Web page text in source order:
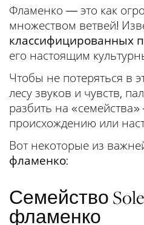
Фламенко — это как
множеством ветвей!
классифицированных
его настоящим
Чтобы не потеряться в
лесу звуков и чувств,
разбить на
происхождению или
Вот некоторые из
фламенко:
Семейство
фламенко